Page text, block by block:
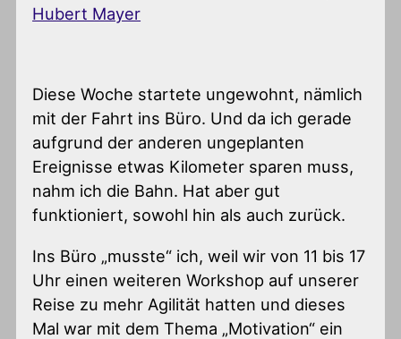
Hubert Mayer
Diese Woche startete ungewohnt, nämlich
mit der Fahrt ins Büro. Und da ich gerade
aufgrund der anderen ungeplanten
Ereignisse etwas Kilometer sparen muss,
nahm ich die Bahn. Hat aber gut
funktioniert, sowohl hin als auch zurück.
Ins Büro „musste“ ich, weil wir von 11 bis 17
Uhr einen weiteren Workshop auf unserer
Reise zu mehr Agilität hatten und dieses
Mal war mit dem Thema „Motivation“ ein